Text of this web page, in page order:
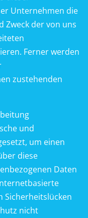
Unternehmen die
Zweck der von uns
Ferner werden
zustehenden
und
um einen
diese
Daten
Sicherheitslücken
nicht